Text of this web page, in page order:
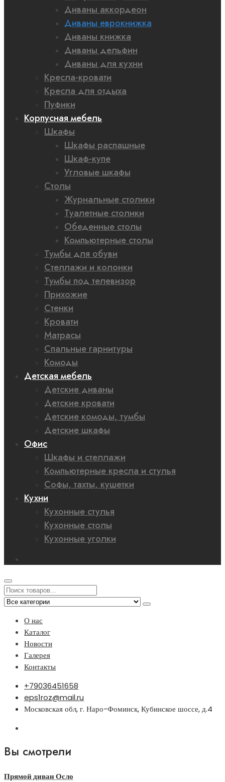
Диваны аккордеон
Диваны еврокнижка
Диваны книжка
Диваны дельфин
Диваны для кухни
Кресла-кровати
Кресла для отдыха
Пуфики
Корпусная мебель
Шкафы
Шкафы распашные
Шкаф-купе
Угловые шкафы
Столы
Журнальные столики
Туалетные столики
Обеденные столы
Компьютерные столы
Тумбы для обуви
Стеллажи и колонки
Тумбы под телевизор
Прихожие
Стенки
Кровати
Матрасы
Спальные гарнитуры
Комоды
Детская мебель
Детские диваны
Детские кровати
Детские комоды, тумбы
Детские шкафы
Офис
Шкафы и стеллажи
Компьютерные кресла и стулья
Софы, тахты, кушетки
Кухни
Кухонные стулья
Кухонные столы
Кухонные уголки
О нас
Каталог
Новости
Галерея
Контакты
+79036451658
eps1roz@mail.ru
Московская обл, г. Наро-Фоминск, Кубинское шоссе, д.4
Вы смотрели
Прямой диван Осло